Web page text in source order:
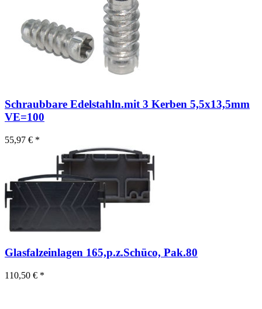
Schraubbare Edelstahln.mit 3 Kerben 5,5x13,5mm
VE=100
55,97 € *
Glasfalzeinlagen 165,p.z.Schüco, Pak.80
110,50 € *